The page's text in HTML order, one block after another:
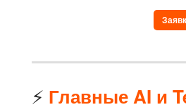
⚡ Главные AI и